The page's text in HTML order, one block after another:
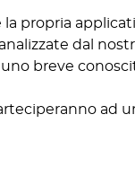
la propria
dal
breve
ad